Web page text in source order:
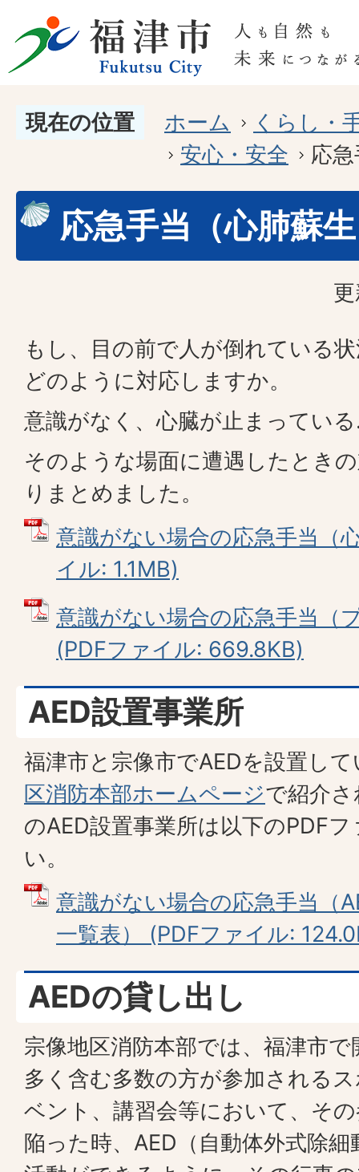
現在の位置 ホーム
くらし・
安心・安全
応
応急手当（心肺蘇
もし、目の前で人が倒れている
どのように対応しますか。
意識がなく、心臓が止まってい
そのような場面に遭遇したとき
りまとめました。
意識がない場合の応急手当（
イル: 1.1MB)
意識がない場合の応急手当（
(PDFファイル: 669.8KB)
AED設置事業所
福津市と宗像市でAEDを設置し
区消防本部ホームページで紹介
のAED設置事業所は以下のPDF
い。
意識がない場合の応急手当（
一覧表） (PDFファイル:
AEDの貸し出し
宗像地区消防本部では、福津市
多く含む多数の方が参加される
ベント、講習会等において、そ
陥った時、AED（自動体外式除